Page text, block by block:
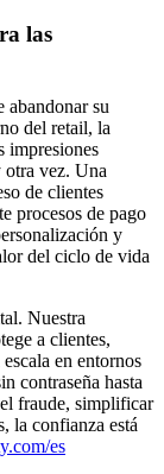
las
abandonar su
del retail, la
impresiones
otra vez. Una
de clientes
procesos de pago
y
del ciclo de vida
Nuestra
a clientes,
en entornos
contraseña hasta
fraude, simplificar
la confianza está
es